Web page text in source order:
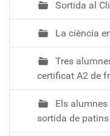
Sortida al
La ciència
Tres
certificat A2 de
Els alumnes
sortida de